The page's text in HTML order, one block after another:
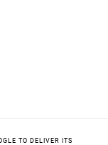
TO DELIVER ITS